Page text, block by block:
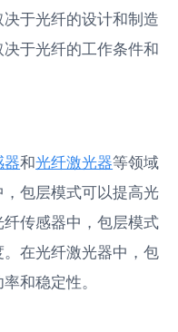
于光纤的设计和制造
于光纤的工作条件和
器和光纤激光器等领域
包层模式可以提高光
传感器中，包层模式
。在光纤激光器中，包
和稳定性。